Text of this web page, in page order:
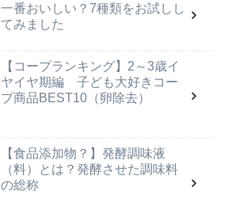
一番おいしい？7種類をお試しし
てみました
【コープランキング】2～3歳イ
ヤイヤ期編 子ども大好きコー
プ商品BEST10（卵除去）
【食品添加物？】発酵調味液
（料）とは？発酵させた調味料
の総称